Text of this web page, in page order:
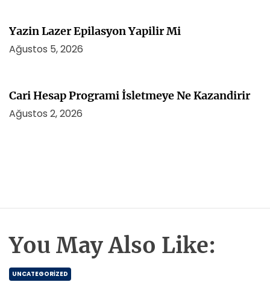
Yazin Lazer Epilasyon Yapilir Mi
Ağustos 5, 2026
Cari Hesap Programi İsletmeye Ne Kazandirir
Ağustos 2, 2026
You May Also Like:
UNCATEGORIZED